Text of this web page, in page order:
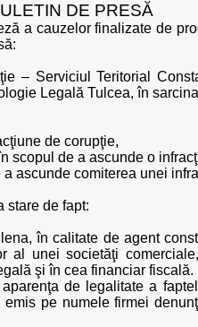
DE PRESĂ
a cauzelor finalizate de
– Serviciul Teritorial
Legală Tulcea, în
de corupţie,
scopul de a ascunde o
ascunde comiterea unei
stare de fapt:
în calitate de agent
al unei societăţi
şi în cea financiar fiscală.
de legalitate a
pe numele firmei